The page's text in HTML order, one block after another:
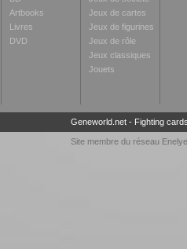
Artbooks
Livres
DVD
Jeux de cartes
Jeux de figurines
Jeux de rôle
Jeux classiques
Jouets
Geneworld.net- Fighting
Site membre du réseau Enelye